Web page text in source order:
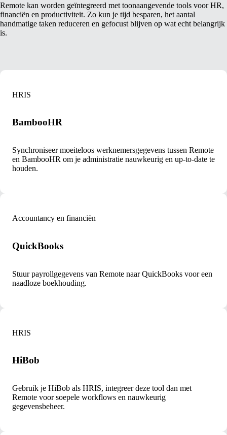
Remote kan worden geïntegreerd met toonaangevende tools voor HR,
financiën en productiviteit. Zo kun je tijd besparen, het aantal
handmatige taken reduceren en gefocust blijven op wat echt belangrijk
is.
HRIS
BambooHR
Synchroniseer moeiteloos werknemersgegevens tussen Remote
en BambooHR om je administratie nauwkeurig en up-to-date te
houden.
Accountancy en financiën
QuickBooks
Stuur payrollgegevens van Remote naar QuickBooks voor een
naadloze boekhouding.
HRIS
HiBob
Gebruik je HiBob als HRIS, integreer deze tool dan met
Remote voor soepele workflows en nauwkeurig
gegevensbeheer.